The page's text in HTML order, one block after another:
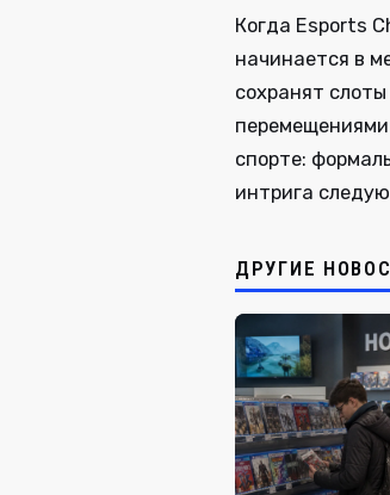
Когда Esports
начинается в
сохранят
перемещениями
спорте:
интрига
ДРУГИЕ